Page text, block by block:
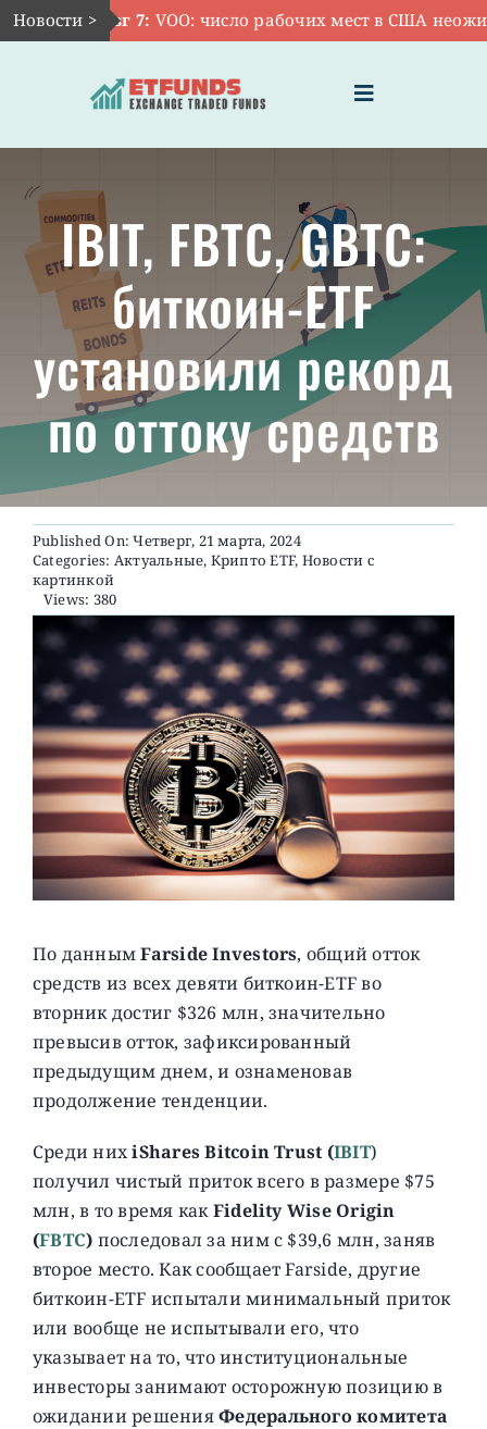
Skip
to
Новости >Авг 7:VOO: число рабочих мест в США
Toggle
Navigation
ГЛАВНАЯ
ЧТО ТАКОЕ ETF
ИНВЕСТИЦИИ В ETF
ТЕМАТИЧЕСКИЕ ETF
АКТУАЛЬНЫЕ
О ПРОЕКТЕ
IBIT, FBTC, GBTC:
биткоин-ETF
установили рекорд
по оттоку средств
Published On: Четверг, 21 марта, 2024
Categories: Актуальные, Крипто ETF, Новости с
картинкой
Views: 380
По даннымFarside Investors, общий отток
средств из всех девяти биткоин-ETF во
вторник достиг $326 млн, значительно
превысив отток, зафиксированный
предыдущим днем, и ознаменовав
продолжение тенденции.
Среди нихiShares Bitcoin Trust (IBIT)
получил чистый приток всего в размере $75
млн, в то время какFidelity Wise Origin
(FBTC) последовал за ним с $39,6 млн, заняв
второе место. Как сообщает Farside, другие
биткоин-ETF испытали минимальный приток
или вообще не испытывали его, что
указывает на то, что институциональные
инвесторы занимают осторожную позицию в
ожидании решенияФедерального комитета